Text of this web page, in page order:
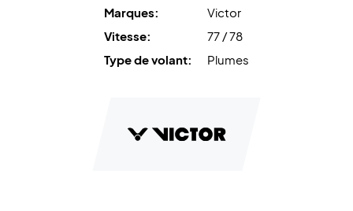
Marques:
Victor
Vitesse:
77 / 78
Type de volant:
Plumes